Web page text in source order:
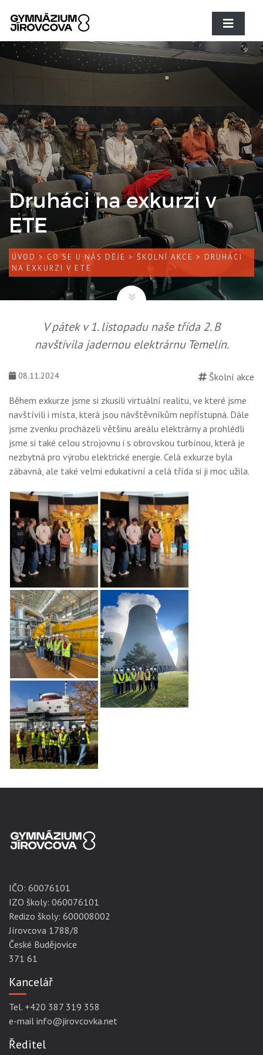
Druháci na exkurzi v
ETE
ÚVOD > CO SE U NÁS DĚJE > ŠKOLNÍ AKCE > DRUHÁCI
NA EXKURZI V ETE
V pátek v 1. listopadu naše třída 2. B
navštívila jadernou elektrárnu Temelín.
08.11.2024
Školní akce
Během exkurze jsme si zkusili virtuální realitu, ve které jsme
navštívili i místa, která jsou návštěvníkům nepřístupná. Dále
jsme zvenku procházeli většinu areálu elektrárny a prohlédli
jsme si také celou strojovnu i s obrovskou turbínou, která je
nezbytná pro výrobu elektrické energie. Celá exkurze byla
zábavná, ale také velmi edukativní a celá třída si ji moc užila.
IČO: 60076101
IZO školy: 060076101
Redizo školy: 600008002
Jírovcova 1788/8
České Budějovice
371 61
Kancelář
Tel. +420 387 319 358
e-mail info@jirovcovka.net
Ředitel